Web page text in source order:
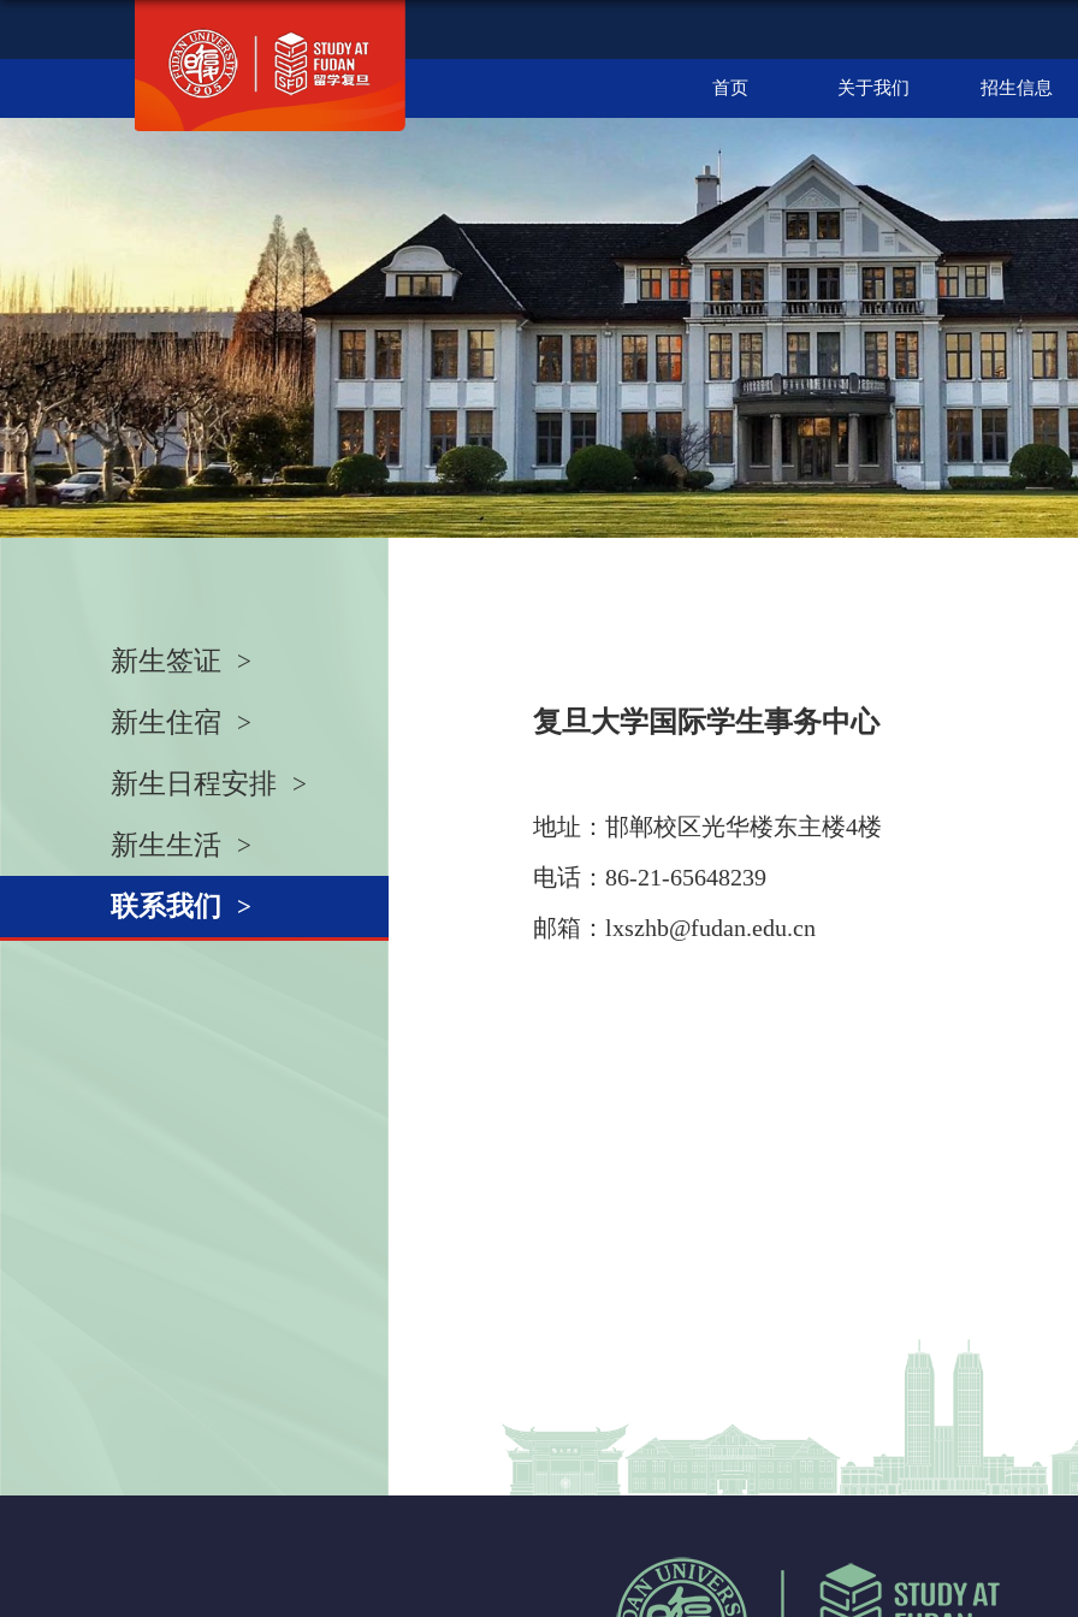
首页 关于我们 招生信息
新生签证
新生住宿
新生日程安排
新生生活
联系我们
复旦大学国际学生事务中心
地址：邯郸校区光华楼东主楼4楼
电话：86-21-65648239
邮箱：lxszhb@fudan.edu.cn